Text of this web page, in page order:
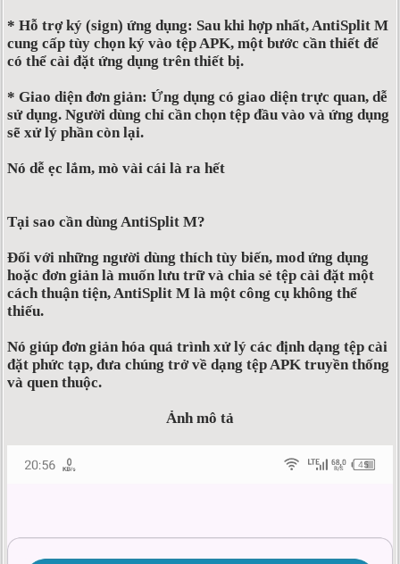
* Hỗ trợ ký (sign) ứng dụng: Sau khi hợp nhất, AntiSplit M
cung cấp tùy chọn ký vào tệp APK, một bước cần thiết để
có thể cài đặt ứng dụng trên thiết bị.
* Giao diện đơn giản: Ứng dụng có giao diện trực quan, dễ
sử dụng. Người dùng chỉ cần chọn tệp đầu vào và ứng dụng
sẽ xử lý phần còn lại.
Nó dễ ẹc lắm, mò vài cái là ra hết
Tại sao cần dùng AntiSplit M?
Đối với những người dùng thích tùy biến, mod ứng dụng
hoặc đơn giản là muốn lưu trữ và chia sẻ tệp cài đặt một
cách thuận tiện, AntiSplit M là một công cụ không thể
thiếu.
Nó giúp đơn giản hóa quá trình xử lý các định dạng tệp cài
đặt phức tạp, đưa chúng trở về dạng tệp APK truyền thống
và quen thuộc.
Ảnh mô tả